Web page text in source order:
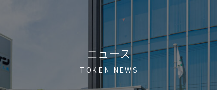
ニュース
TOKEN NEWS